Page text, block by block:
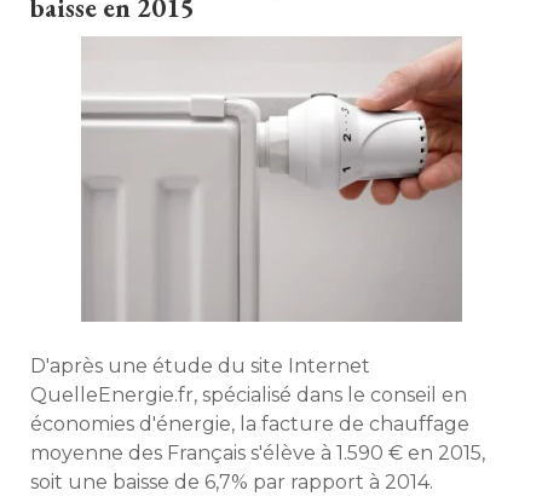
baisse en 2015
D'après une étude du site Internet
QuelleEnergie.fr, spécialisé dans le conseil en
économies d'énergie, la facture de chauffage
moyenne des Français s'élève à 1.590 € en 2015,
soit une baisse de 6,7% par rapport à 2014.